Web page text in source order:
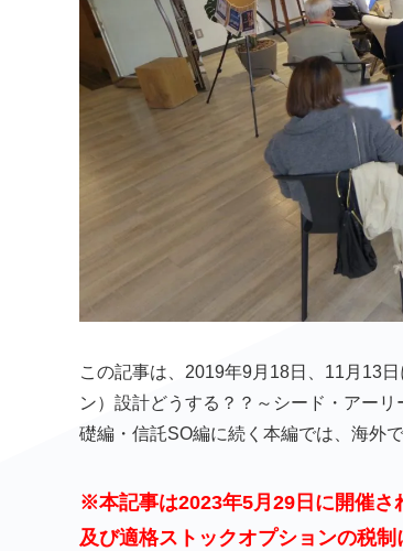
この記事は、2019年9月18日、11月13
ン）設計どうする？？～シード・アー
礎編・信託SO編に続く本編では、海外
※本記事は2023年5月29日に開催さ
及び適格ストックオプションの税